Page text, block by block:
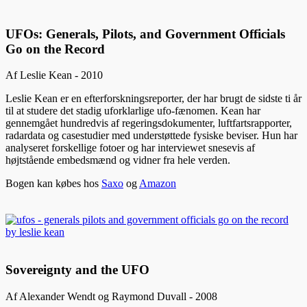
UFOs: Generals, Pilots, and Government Officials
Go on the Record
Af Leslie Kean - 2010
Leslie Kean er en efterforskningsreporter, der har brugt de sidste ti år
til at studere det stadig uforklarlige ufo-fænomen. Kean har
gennemgået hundredvis af regeringsdokumenter, luftfartsrapporter,
radardata og casestudier med understøttede fysiske beviser. Hun har
analyseret forskellige fotoer og har interviewet snesevis af
højtstående embedsmænd og vidner fra hele verden.
Bogen kan købes hos Saxo ogAmazon
Sovereignty and the UFO
Af Alexander Wendt og Raymond Duvall - 2008